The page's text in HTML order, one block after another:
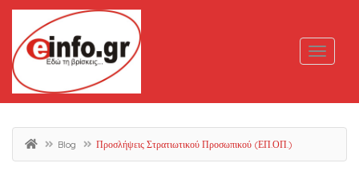
Blog Προσλήψεις Στρατιωτικού Προσωπικού (ΕΠ.ΟΠ.)